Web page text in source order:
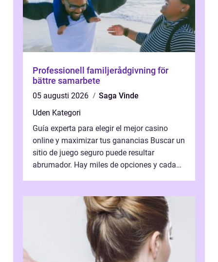
Professionell familjerådgivning för
bättre samarbete
05 augusti 2026
Saga Vinde
Uden Kategori
Guía experta para elegir el mejor casino
online y maximizar tus ganancias Buscar un
sitio de juego seguro puede resultar
abrumador. Hay miles de opciones y cada